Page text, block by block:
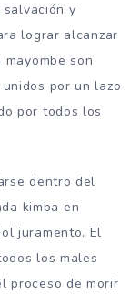
y
lograr alcanzar
son
por un lazo
por todos los
dentro del
kimba en
juramento. El
los males
proceso de morir